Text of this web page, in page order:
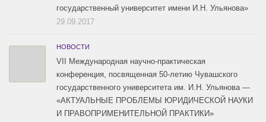
государственный университет имени И.Н. Ульянова»
29.09.2017
НОВОСТИ
VII Международная научно-практическая
конференция, посвященная 50-летию Чувашского
государственного университета им. И.Н. Ульянова —
«АКТУАЛЬНЫЕ ПРОБЛЕМЫ ЮРИДИЧЕСКОЙ НАУКИ
И ПРАВОПРИМЕНИТЕЛЬНОЙ ПРАКТИКИ»